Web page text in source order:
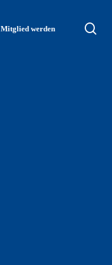
Mitglied werden